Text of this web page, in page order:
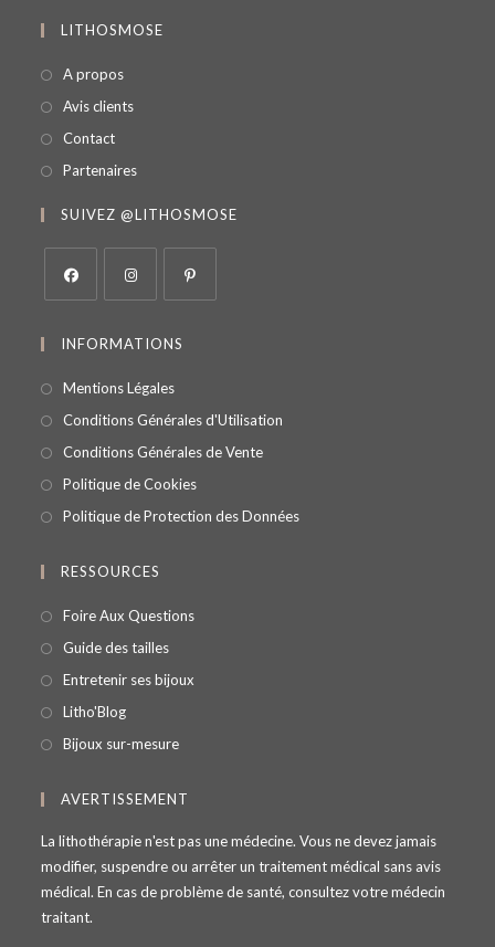
LITHOSMOSE
A propos
Avis clients
Contact
Partenaires
SUIVEZ @LITHOSMOSE
INFORMATIONS
Mentions Légales
Conditions Générales d'Utilisation
Conditions Générales de Vente
Politique de Cookies
Politique de Protection des Données
RESSOURCES
Foire Aux Questions
Guide des tailles
Entretenir ses bijoux
Litho'Blog
Bijoux sur-mesure
AVERTISSEMENT
La lithothérapie n'est pas une médecine. Vous ne devez jamais
modifier, suspendre ou arrêter un traitement médical sans avis
médical. En cas de problème de santé, consultez votre médecin
traitant.